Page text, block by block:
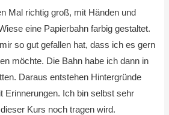
Mal richtig groß, mit Händen und
eine Papierbahn farbig gestaltet.
so gut gefallen hat, dass ich es gern
möchte. Die Bahn habe ich dann in
Daraus entstehen Hintergründe
Erinnerungen. Ich bin selbst sehr
Kurs noch tragen wird.